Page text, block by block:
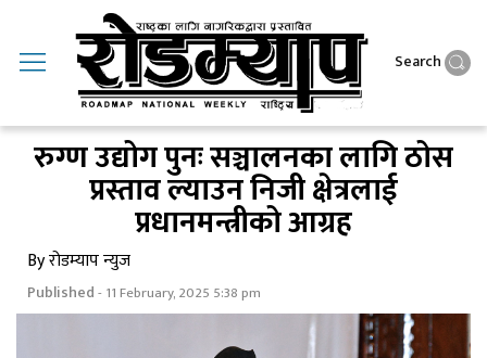
Search
रुग्ण उद्योग पुनः सञ्चालनका लागि ठोस
प्रस्ताव ल्याउन निजी क्षेत्रलाई
प्रधानमन्त्रीको आग्रह
By रोडम्याप न्युज
Published- 11 February, 2025 5:38 pm